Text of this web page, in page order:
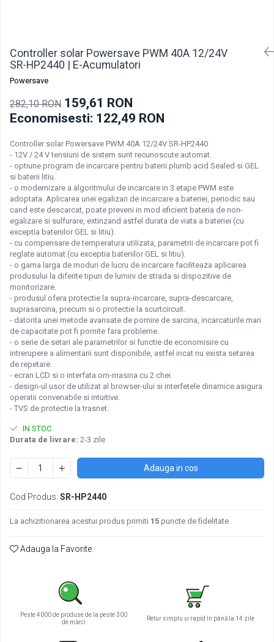
Sisteme prindere panouri
fotovoltaice
Invertoare
Invertoare Hibrid
Invertoare On-grid
Invertoare Off-grid
Controlere solare
MPPT
PWM
Convertoare de tensiune
Sisteme de stocare energie
LiFePO4
Pachete complete stocare energie
Sisteme de Stocare Comerciale
Sisteme fotovoltaice complete
Sisteme fotovoltaice de putere
mica (rulota/caravan/case de
vacanta)
Sisteme fotovoltaice profesionale
Pachete sisteme fotovoltaice
Statii de incarcare vehicule electrice
Statii de incarcare
Cabluri de incarcare vehicule
electrice
Prize de incarcare vehicule
Turbine eoliene pentru casă
Tractiune / LiFePo4
Baterii si acumulatori AGM VRLA de
6-12 V
Controller solar Powersave PWM 40A 12/24V
SR-HP2440 | E-Acumulatori
Powersave
282,10 RON 159,61 RON
Economisesti: 122,49 RON
Controller solar Powersave PWM 40A 12/24V SR-HP2440
- 12V / 24 V tensiuni de sistem sunt recunoscute automat.
- optiune program de incarcare pentru baterii plumb acid Sealed si GEL
si baterii litiu.
- o modernizare a algoritmului de incarcare in 3 etape PWM este
adoptata. Aplicarea unei egalizari de incarcare a bateriei, periodic sau
cand este descarcat, poate preveni in mod eficient bateria de non-
egalizare si sulfurare, extinzand astfel durata de viata a bateriei (cu
exceptia bateriilor GEL si litiu).
- cu compensare de temperatura utilizata, parametrii de incarcare pot fi
reglate automat.(cu exceptia bateriilor GEL si litiu).
- o gama larga de moduri de lucru de incarcare faciliteaza aplicarea
produsului la diferite tipuri de lumini de strada si dispozitive de
monitorizare.
- produsul ofera protectie la supra-incarcare, supra-descarcare,
suprasarcina, precum si o protectie la scurtcircuit.
- datorita unei metode avansate de pornire de sarcina, incarcaturile mari
de capacitate pot fi pornite fara probleme.
- o serie de setari ale parametrilor si functie de economisire cu
intrerupere a alimentarii sunt disponibile, astfel incat nu exista setarea
de repetare.
- ecran LCD si o interfata om-masina cu 2 chei.
- design-ul usor de utilizat al browser-ului si interfetele dinamice asigura
operatii convenabile si intuitive.
- TVS de protectie la trasnet.
IN STOC
Durata de livrare: 2-3 zile
Adauga in cos
Cod Produs: SR-HP2440
La achizitionarea acestui produs primiti 15 puncte de fidelitate
Adauga la Favorite
Peste 4000 de produse de la peste 300
de mărci
Retur simplu și rapid în până la 14 zile